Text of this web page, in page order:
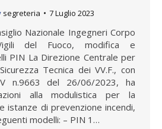
segreteria 7 Luglio 2023
Nazionale Ingegneri Corpo
del Fuoco, modifica e
PIN La Direzione Centrale per
Tecnica dei VV.F., con
n.9663 del 26/06/2023, ha
alla modulistica per la
istanze di prevenzione incendi,
modelli: – PIN 1…